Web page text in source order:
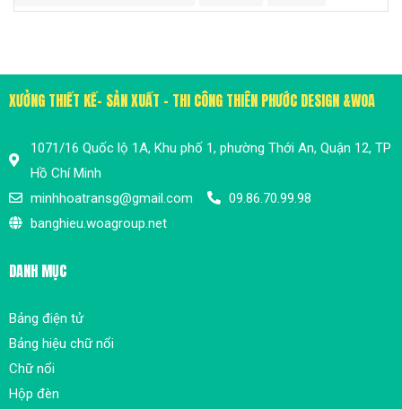
XƯỞNG THIẾT KẾ- SẢN XUẤT - THI CÔNG THIÊN PHƯỚC DESIGN &WOA
1071/16 Quốc lộ 1A, Khu phố 1, phường Thới An, Quận 12, TP
Hồ Chí Minh
minhhoatransg@gmail.com
09.86.70.99.98
banghieu.woagroup.net
DANH MỤC
Bảng điện tử
Bảng hiệu chữ nổi
Chữ nổi
Hộp đèn